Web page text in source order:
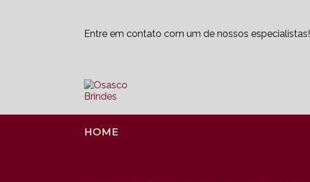
Entre em contato com um de nossos especialistas!
HOME